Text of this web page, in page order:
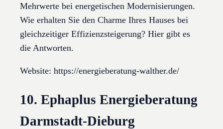
Mehrwerte bei energetischen Modernisierungen.
Wie erhalten Sie den Charme Ihres Hauses bei
gleichzeitiger Effizienzsteigerung? Hier gibt es
die Antworten.
Website: https://energieberatung-walther.de/
10. Ephaplus Energieberatung
Darmstadt-Dieburg